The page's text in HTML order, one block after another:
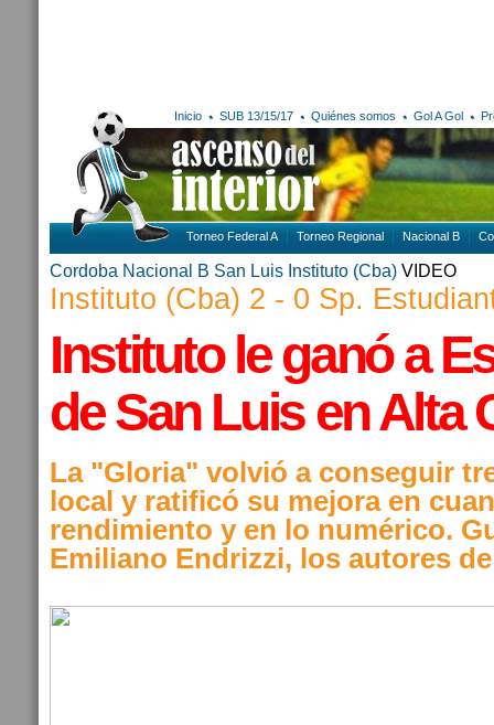
Inicio SUB 13/15/17 Quiénes somos Gol A Gol
Torneo Federal A Torneo Regional Nacional B
Cordoba Nacional B San Luis Instituto (Cba) VIDEO
Instituto (Cba) 2 - 0 Sp.
Instituto le ganó a
de San Luis en Alta
La "Gloria" volvió a conseguir
local y ratificó su mejora en
rendimiento y en lo numérico.
Emiliano Endrizzi, los autores